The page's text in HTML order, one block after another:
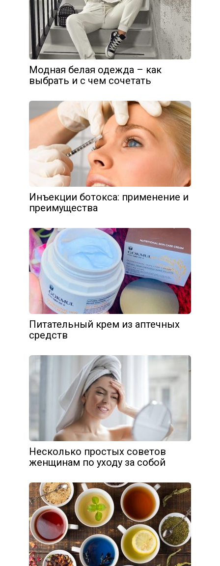
Модная белая одежда – как
выбрать и с чем сочетать
Инъекции ботокса: применение и
преимущества
Питательный крем из аптечных
средств
Несколько простых советов
женщинам по уходу за собой